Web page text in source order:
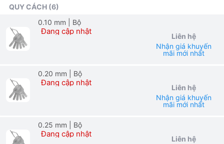
QUY CÁCH (6)
0.10 mm
| Bộ
Đang cập nhật
Liên hệ
Nhận giá khuyến
mãi mới nhất
0.20 mm | Bộ
Đang cập nhật
Liên hệ
Nhận giá khuyến
mãi mới nhất
0.25 mm | Bộ
Đang cập nhật
Liên hệ